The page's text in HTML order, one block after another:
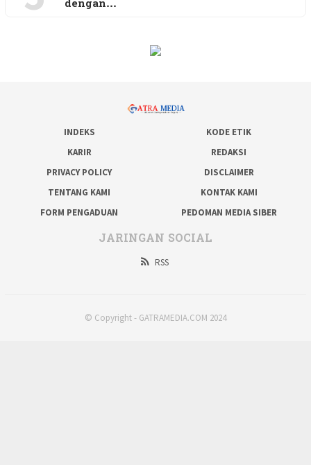
dengan…
INDEKS
KODE ETIK
KARIR
REDAKSI
PRIVACY POLICY
DISCLAIMER
TENTANG KAMI
KONTAK KAMI
FORM PENGADUAN
PEDOMAN MEDIA SIBER
JARINGAN SOCIAL
RSS
© Copyright - GATRAMEDIA.COM 2024